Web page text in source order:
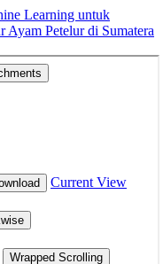
Learning untuk
Ayam Petelur di Sumatera